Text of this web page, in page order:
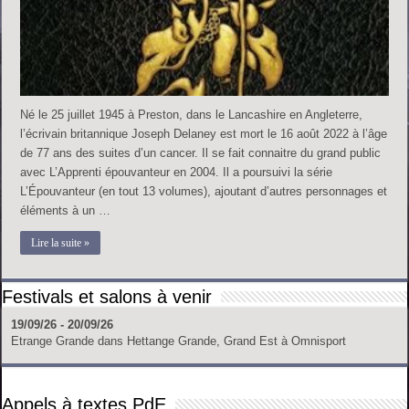
Né le 25 juillet 1945 à Preston, dans le Lancashire en Angleterre,
l’écrivain britannique Joseph Delaney est mort le 16 août 2022 à l’âge
de 77 ans des suites d’un cancer. Il se fait connaitre du grand public
avec L’Apprenti épouvanteur en 2004. Il a poursuivi la série
L’Épouvanteur (en tout 13 volumes), ajoutant d’autres personnages et
éléments à un …
Lire la suite »
Festivals et salons à venir
19/09/26 - 20/09/26
Etrange Grande dans Hettange Grande, Grand Est à Omnisport
Appels à textes PdE